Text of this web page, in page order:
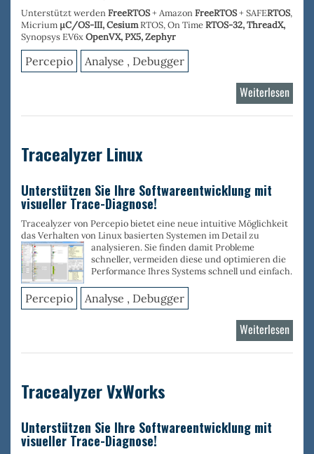
Unterstützt werden FreeRTOS+ Amazon FreeRTOS+ SAFERTOS,
Micrium µC/OS-III,CesiumRTOS, On TimeRTOS-32,ThreadX,
Synopsys EV6xOpenVX,PX5, Zephyr
Percepio Analyse , Debugger
Weiterlesen
Tracealyzer Linux
Unterstützen Sie Ihre Softwareentwicklung mit
visueller Trace-Diagnose!
Tracealyzer von Percepio bietet eine neue intuitive Möglichkeit
das Verhalten von Linux basierten Systemen im Detail zu
analysieren. Sie finden damit Probleme
schneller, vermeiden diese und optimieren die
Performance Ihres Systems schnell und einfach.
Percepio Analyse , Debugger
Weiterlesen
Tracealyzer VxWorks
Unterstützen Sie Ihre Softwareentwicklung mit
visueller Trace-Diagnose!